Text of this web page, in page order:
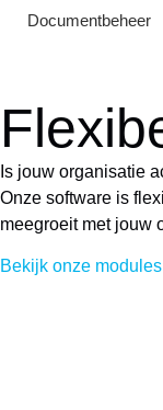
Documentbeheer
Is jouw organisatie
Onze software is
meegroeit met jouw
Bekijk onze modules